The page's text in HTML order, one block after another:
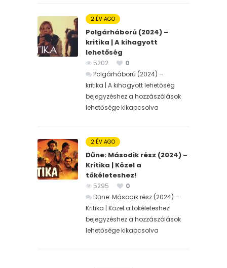
2 ÉV AGO
Polgárháború (2024) –
kritika | A kihagyott
lehetőség
5202
0
Polgárháború (2024) –
kritika | A kihagyott lehetőség
bejegyzéshez a hozzászólások
lehetősége kikapcsolva
2 ÉV AGO
Dűne: Második rész (2024) –
Kritika | Közel a
tökéleteshez!
5295
0
Dűne: Második rész (2024) –
Kritika | Közel a tökéleteshez!
bejegyzéshez a hozzászólások
lehetősége kikapcsolva